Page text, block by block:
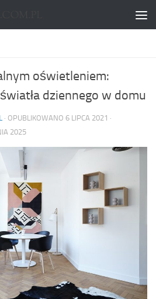
oświetleniem:
dziennego w domu
· OPUBLIKOWANO 6 LIPCA 2021 ·
2025